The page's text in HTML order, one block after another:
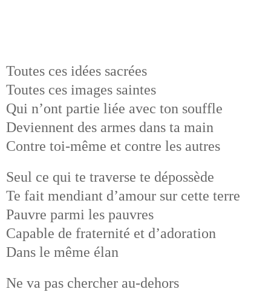
Toutes ces idées sacrées
Toutes ces images saintes
Qui n’ont partie liée avec ton souffle
Deviennent des armes dans ta main
Contre toi-même et contre les autres
Seul ce qui te traverse te dépossède
Te fait mendiant d’amour sur cette terre
Pauvre parmi les pauvres
Capable de fraternité et d’adoration
Dans le même élan
Ne va pas chercher au-dehors